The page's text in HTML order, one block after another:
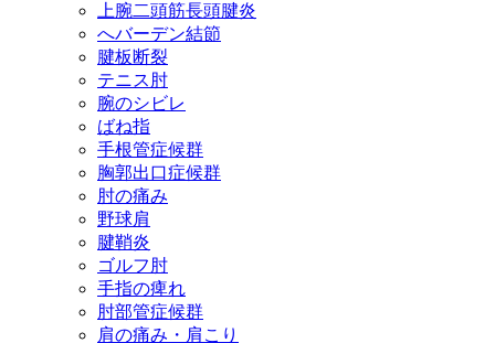
上腕二頭筋長頭腱炎
へバーデン結節
腱板断裂
テニス肘
腕のシビレ
ばね指
手根管症候群
胸郭出口症候群
肘の痛み
野球肩
腱鞘炎
ゴルフ肘
手指の痺れ
肘部管症候群
肩の痛み・肩こり